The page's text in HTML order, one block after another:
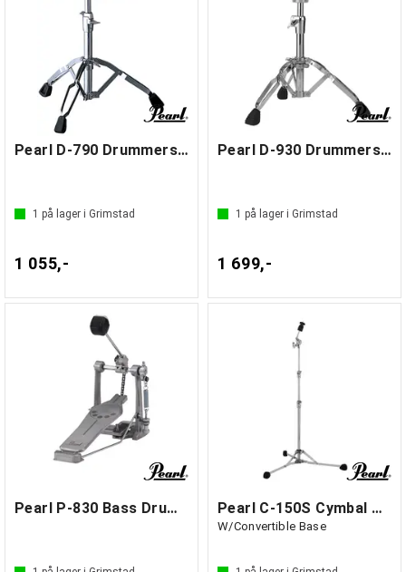
Pearl D-790 Drummers Throne
1 på lager i Grimstad
1 055,-
Pearl D-930 Drummers Throne
1 på lager i Grimstad
1 699,-
Pearl P-830 Bass Drum Pedal Pearl C-150S Cymbal Stand
W/Convertible Base